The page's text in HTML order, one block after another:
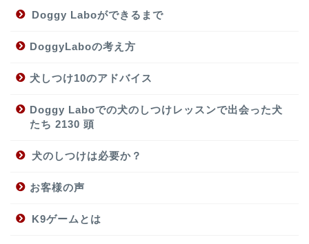
Doggy Laboができるまで
DoggyLaboの考え方
犬しつけ10のアドバイス
Doggy Laboでの犬のしつけレッスンで出会った犬
たち 2130 頭
犬のしつけは必要か？
お客様の声
K9ゲームとは